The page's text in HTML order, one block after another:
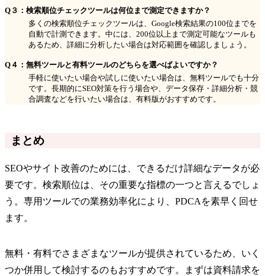
Q３：検索順位チェックツールは何位まで測定できますか？
多くの検索順位チェックツールは、Google検索結果の100位までを
自動で計測できます。中には、200位以上まで測定可能なツールも
あるため、詳細に分析したい場合は対応範囲を確認しましょう。
Q４：無料ツールと有料ツールのどちらを選べばよいですか？
手軽に使いたい場合や試しに使いたい場合は、無料ツールでも十分
です。長期的にSEO対策を行う場合や、データ保存・詳細分析・競
合調査などを行いたい場合は、有料版がおすすめです。
まとめ
SEOやサイト改善のためには、できるだけ詳細なデータが必
要です。検索順位は、その重要な指標の一つと言えるでしょ
う。専用ツールでの業務効率化により、PDCAを素早く回せ
ます。
無料・有料でさまざまなツールが提供されているため、いく
つか併用して検討するのもおすすめです。まずは資料請求を